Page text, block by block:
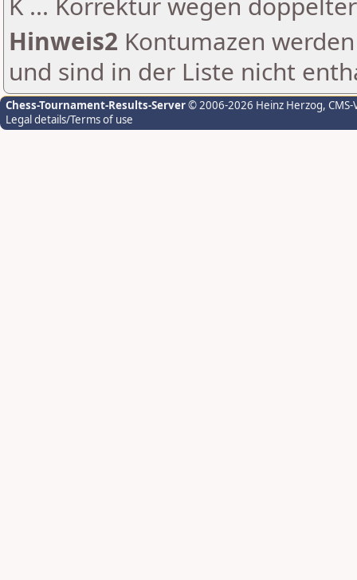
Hinweis2 Kontumazen
und sind in der Liste nicht
Chess-Tournament-Results-Server© 2006-2026 Heinz Herzog,
Legal details/Terms of use